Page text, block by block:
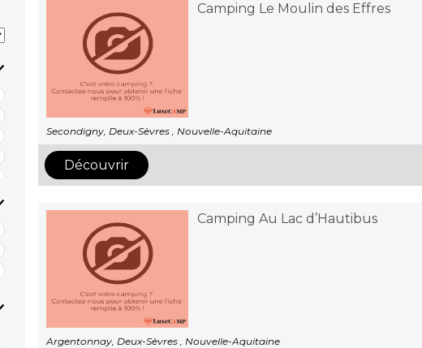
Camping Le Moulin des Effres
Secondigny, Deux-Sèvres , Nouvelle-Aquitaine
Découvrir
Camping Au Lac d’Hautibus
Argentonnay, Deux-Sèvres , Nouvelle-Aquitaine